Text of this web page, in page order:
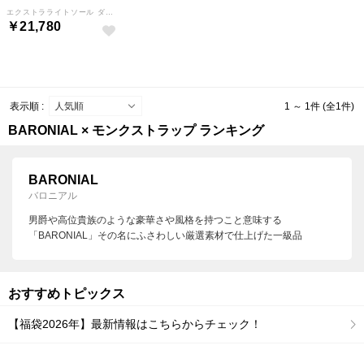
￥21,780
表示順 : 1 ～ 1件 (全1件)
BARONIAL × モンクストラップ ランキング
BARONIAL
バロニアル
男爵や高位貴族のような豪華さや風格を持つこと意味する
「BARONIAL」その名にふさわしい厳選素材で仕上げた一級品
おすすめトピックス
【福袋2026年】最新情報はこちらからチェック！